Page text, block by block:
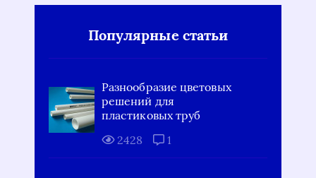
Популярные статьи
Разнообразие цветовых
решений для
пластиковых труб
2428
1